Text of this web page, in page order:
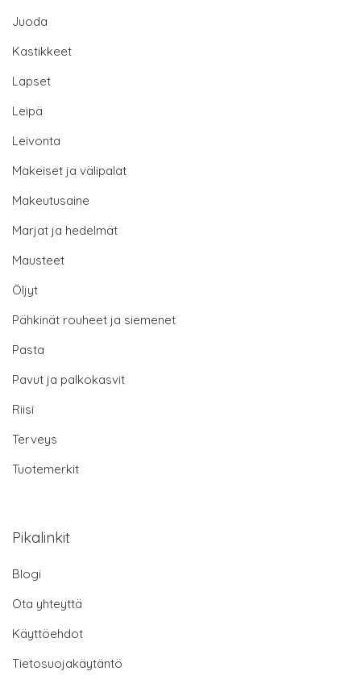
Juoda
Kastikkeet
Lapset
Leipä
Leivonta
Makeiset ja välipalat
Makeutusaine
Marjat ja hedelmät
Mausteet
Öljyt
Pähkinät rouheet ja siemenet
Pasta
Pavut ja palkokasvit
Riisi
Terveys
Tuotemerkit
Pikalinkit
Blogi
Ota yhteyttä
Käyttöehdot
Tietosuojakäytäntö